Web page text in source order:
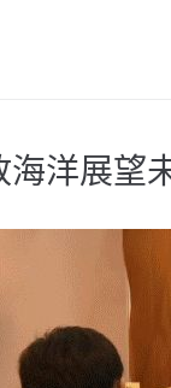
洋展望